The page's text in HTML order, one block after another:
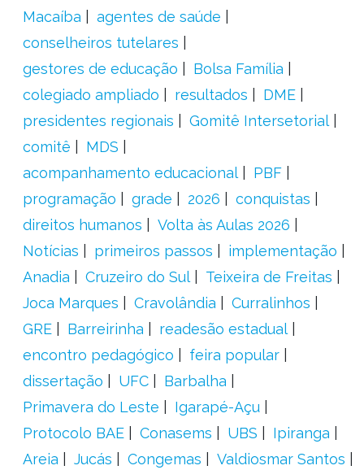
Macaíba
agentes de saúde
conselheiros tutelares
gestores de educação
Bolsa Família
colegiado ampliado
resultados
DME
presidentes regionais
Gomitê Intersetorial
comitê
MDS
acompanhamento educacional
PBF
programação
grade 2026
conquistas
direitos humanos
Volta às Aulas 2026
Notícias
primeiros passos
implementação
Anadia
Cruzeiro do Sul
Teixeira de Freitas
Joca Marques
Cravolândia
Curralinhos
GRE
Barreirinha
readesão estadual
encontro pedagógico
feira popular
dissertação
UFC
Barbalha
Primavera do Leste
Igarapé-Açu
Protocolo BAE
Conasems UBS
Ipiranga
Areia
Jucás Congemas
Valdiosmar Santos